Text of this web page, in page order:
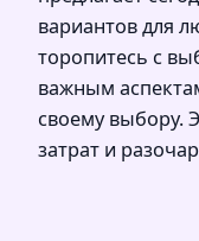
вариантов для
торопитесь с
важным
своему выбору.
затрат и